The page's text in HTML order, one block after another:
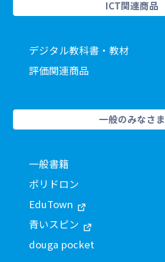
ICT関連商品
デジタル教科書・教材
評価関連商品
一般のみなさま
一般書籍
ポリドロン
EduTown
青いスピン
douga pocket